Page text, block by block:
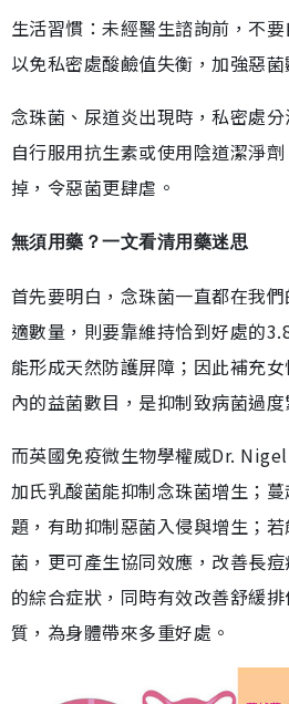
生活習慣：未經醫生諮詢前，不
以免私密處酸鹼值失衡，加強惡菌
念珠菌、尿道炎出現時，私密處
自行服用抗生素或使用陰道潔淨
掉，令惡菌更肆虐。
無須用藥？一文看清用藥迷思
首先要明白，念珠菌一直都在我
適數量，則要靠維持恰到好處的
能形成天然防護屏障；因此補充
內的益菌數目，是抑制致病菌過
而英國免疫微生物學權威Dr.
加氏乳酸菌能抑制念珠菌增生；
題，有助抑制惡菌入侵與增生；
菌，更可產生協同效應，改善長
的綜合症狀，同時有效改善舒緩
質，為身體帶來多重好處。